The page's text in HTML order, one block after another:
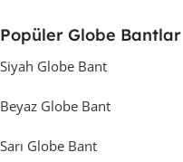
Popüler Globe Bantlar
Siyah Globe Bant
Beyaz Globe Bant
Sarı Globe Bant